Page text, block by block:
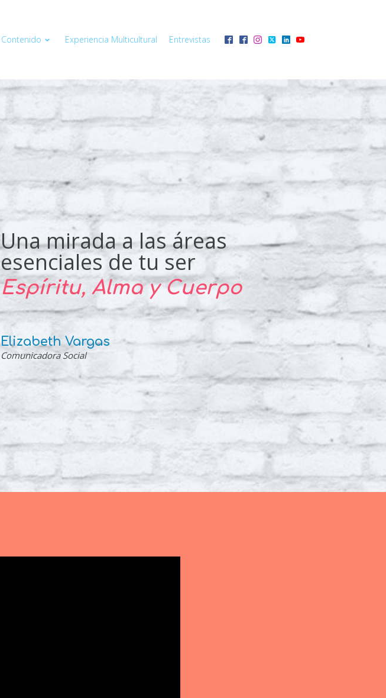
Contenido Experiencia Multicultural Entrevistas
Una mirada a las áreas
esenciales de tu ser
Espíritu, Alma y Cuerpo
Elizabeth Vargas
Comunicadora Social